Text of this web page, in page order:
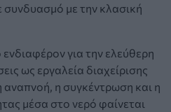
συνδυασμό με την κλασική
για την ελεύθερη
ως εργαλεία διαχείρισης
η συγκέντρωση και η
μέσα στο νερό φαίνεται